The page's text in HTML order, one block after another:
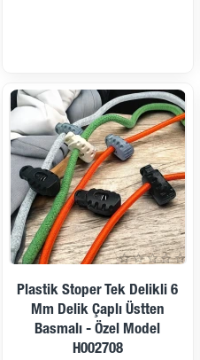
Plastik Stoper Tek Delikli 6
Mm Delik Çaplı Üstten
Basmalı - Özel Model
H002708